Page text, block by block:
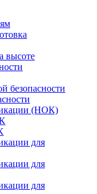
высоте
безопасности
(НОК)
для
для
для